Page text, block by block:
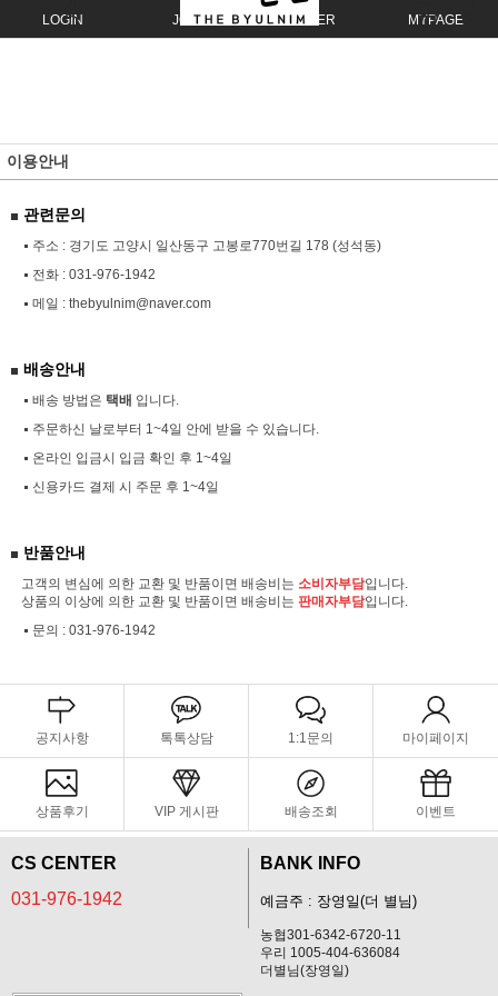
LOGIN JOIN ORDER MYPAGE
이용안내
관련문의
주소 : 경기도 고양시 일산동구 고봉로770번길 178 (성석동)
전화 : 031-976-1942
메일 : thebyulnim@naver.com
배송안내
배송 방법은 택배 입니다.
주문하신 날로부터 1~4일 안에 받을 수 있습니다.
온라인 입금시 입금 확인 후 1~4일
신용카드 결제 시 주문 후 1~4일
반품안내
고객의 변심에 의한 교환 및 반품이면 배송비는 소비자부담입니다.
상품의 이상에 의한 교환 및 반품이면 배송비는 판매자부담입니다.
문의 : 031-976-1942
공지사항 톡톡상담 1:1문의 마이페이지
상품후기 VIP 게시판 배송조회 이벤트
CS CENTER
031-976-1942
BANK INFO
예금주 : 장영일(더 별님)
농협301-6342-6720-11
우리 1005-404-636084
더별님(장영일)